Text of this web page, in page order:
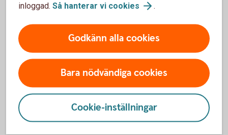
Sparbanken Skånes ägarstiftelse 1826
Nuvarande position
Universitetslektor i företagsekonomi, Högskolan
Kristianstad
inloggad. Så hanterar vi cookies .
Godkänn alla cookies
Bara nödvändiga cookies
Cookie-inställningar